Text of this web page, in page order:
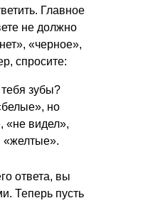
Главное
не должно
«черное»,
спросите:
зубы?
но
«не видел»,
«желтые».
ответа, вы
Теперь пусть